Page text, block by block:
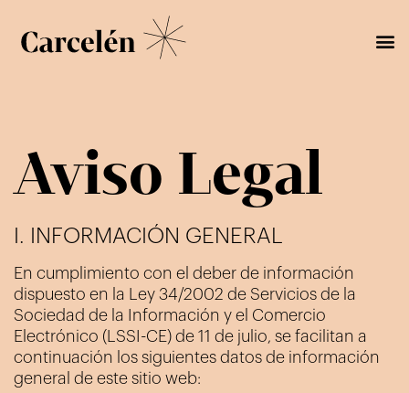
Aviso Legal
I. INFORMACIÓN GENERAL
En cumplimiento con el deber de información
dispuesto en la Ley 34/2002 de Servicios de la
Sociedad de la Información y el Comercio
Electrónico (LSSI-CE) de 11 de julio, se facilitan a
continuación los siguientes datos de información
general de este sitio web: